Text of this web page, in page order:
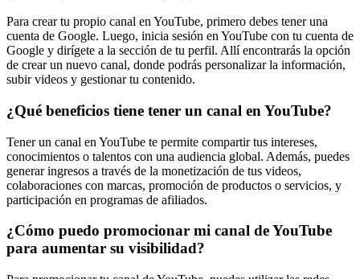
Para crear tu propio canal en YouTube, primero debes tener una
cuenta de Google. Luego, inicia sesión en YouTube con tu cuenta de
Google y dirígete a la sección de tu perfil. Allí encontrarás la opción
de crear un nuevo canal, donde podrás personalizar la información,
subir videos y gestionar tu contenido.
¿Qué beneficios tiene tener un canal en YouTube?
Tener un canal en YouTube te permite compartir tus intereses,
conocimientos o talentos con una audiencia global. Además, puedes
generar ingresos a través de la monetización de tus videos,
colaboraciones con marcas, promoción de productos o servicios, y
participación en programas de afiliados.
¿Cómo puedo promocionar mi canal de YouTube
para aumentar su visibilidad?